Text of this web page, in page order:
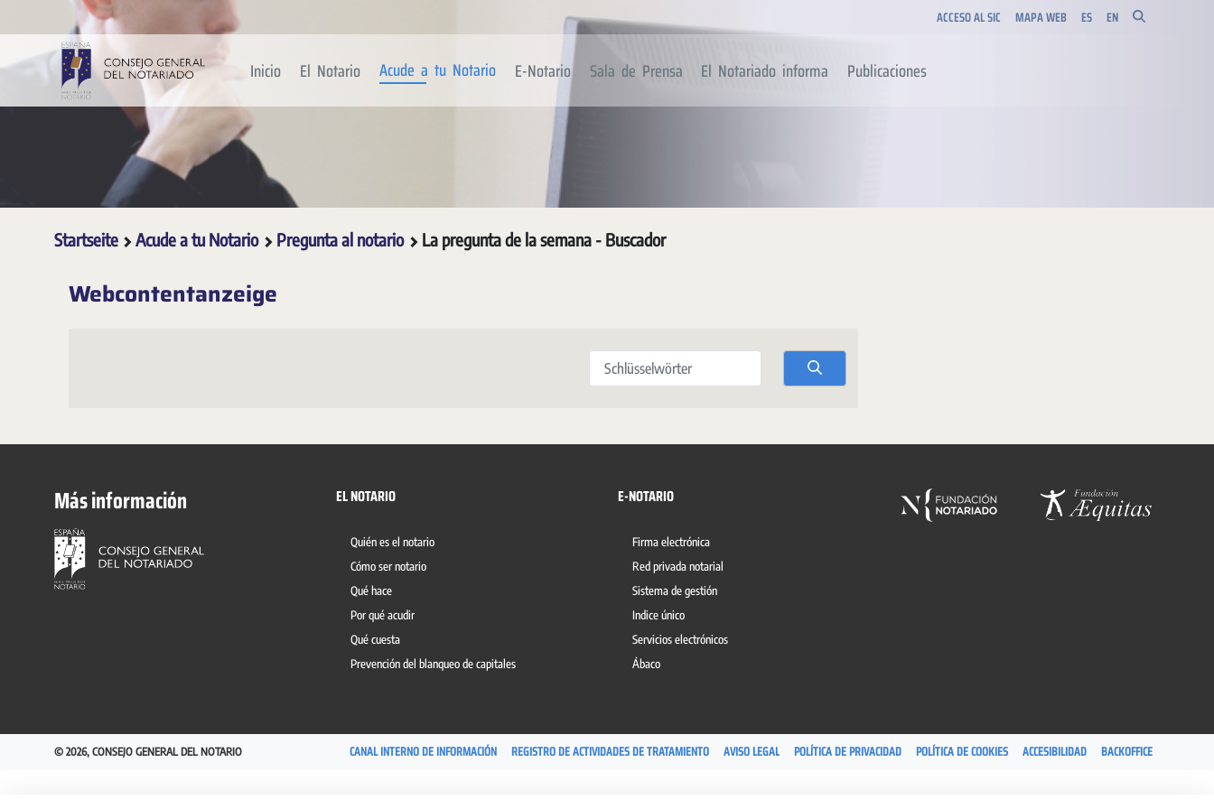
Zum Hauptinhalt springen ACCESO AL SIC MAPA WEB ES EN
Inicio El Notario Acude a tu Notario E-Notario Sala de Prensa El Notariado informa Publicaciones
Startseite Acude a tu Notario Pregunta al notario La pregunta de la semana - Buscador
Webcontentanzeige
Schlüsselwörter
Más información EL NOTARIO
Quién es el notario
Cómo ser notario
Qué hace
Por qué acudir
Qué cuesta
Prevención del blanqueo de capitales
E-NOTARIO
Firma electrónica
Red privada notarial
Sistema de gestión
Indice único
Servicios electrónicos
Ábaco
© 2026, CONSEJO GENERAL DEL NOTARIO CANAL INTERNO DE INFORMACIÓN REGISTRO DE ACTIVIDADES DE TRATAMIENTO AVISO LEGAL POLÍTICA DE PRIVACIDAD POLÍTICA DE COOKIES ACCESIBILIDAD BACKOFFICE